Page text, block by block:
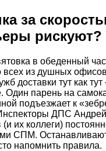
за
рискуют?
в обеденный
из душных
доставки тут как
Один парень на
подъезжает к
ДПС
их коллеги)
СПМ.
напомнить правила.